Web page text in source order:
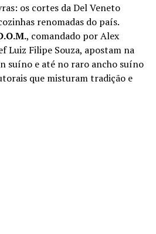
os cortes da Del Veneto
renomadas do país.
, comandado por Alex
Luiz Filipe Souza, apostam na
suíno e até no raro ancho suíno
que misturam tradição e